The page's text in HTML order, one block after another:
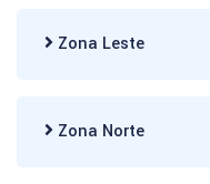
Zona Leste
Zona Norte